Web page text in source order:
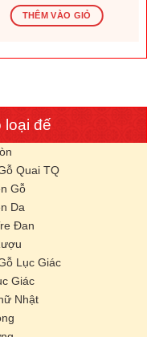
là:
600.000 ₫.
THÊM VÀO GIỎ
loại đế
Quai TQ
Gỗ
Da
Đan
Lục Giác
Giác
Nhật